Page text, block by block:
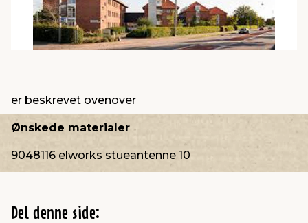
& ukrudt
er beskrevet ovenover
Ønskede materialer
9048116 elworks stueantenne 10
Del denne side: